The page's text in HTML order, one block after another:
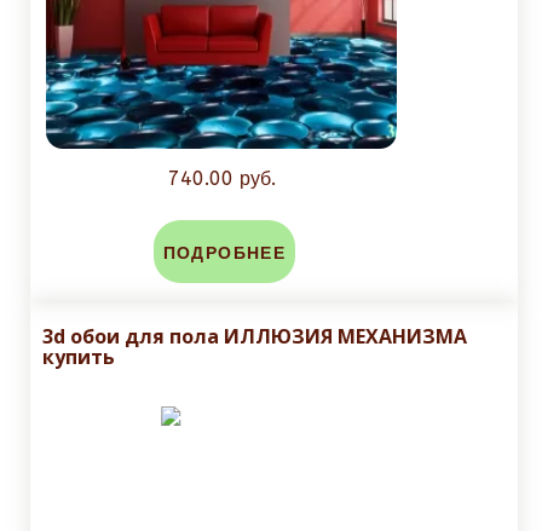
740.00 руб.
ПОДРОБНЕЕ
3d обои для пола ИЛЛЮЗИЯ МЕХАНИЗМА
купить